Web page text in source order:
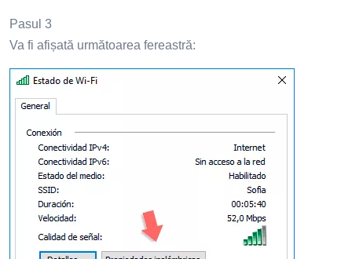
Pasul 3
Va fi afișată următoarea fereastră: